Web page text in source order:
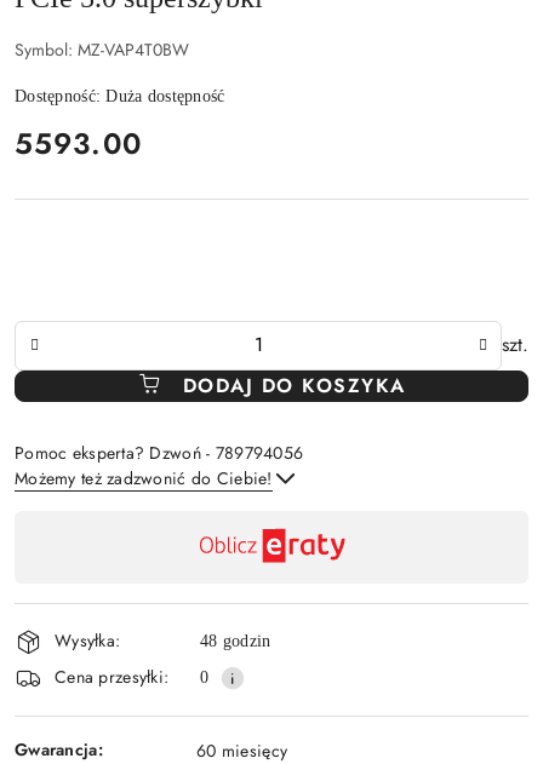
Symbol: MZ-VAP4T0BW
Dostępność:Duża dostępność
cena:
5593.00
szt.
DODAJ DO KOSZYKA
Pomoc eksperta? Dzwoń - 789794056
Możemy też zadzwonić do Ciebie!
i
dostawa
Wysyłka: 48 godzin
Cena przesyłki: 0
Gwarancja: 60 miesięcy